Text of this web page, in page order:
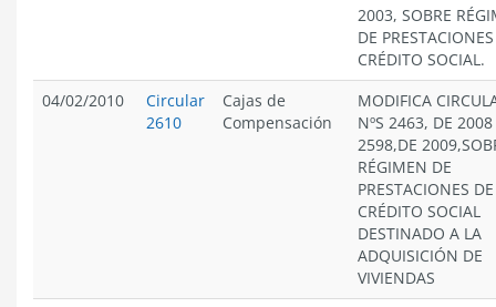
2003, SOBRE
DE
CRÉDITO SOCIAL.
04/02/2010
Circular
2610
Cajas de
Compensación
MODIFICA
NºS 2463, DE 2008
2598,DE
RÉGIMEN DE
PRESTACIONES DE
CRÉDITO SOCIAL
DESTINADO A LA
ADQUISICIÓN DE
VIVIENDAS